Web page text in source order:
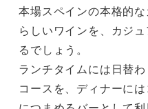
本場スペインの本格的
らしいワインを、カジ
るでしょう。
ランチタイムには日替
コースを、ディナーに